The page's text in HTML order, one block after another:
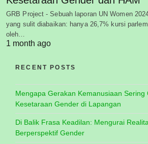
GRB Project - Sebuah laporan UN Women
yang sulit diabaikan: hanya 26,7% kursi
oleh…
1 month ago
RECENT POSTS
Mengapa Gerakan Kemanusiaan Sering
Kesetaraan Gender di Lapangan
Di Balik Frasa Keadilan: Mengurai
Berperspektif Gender